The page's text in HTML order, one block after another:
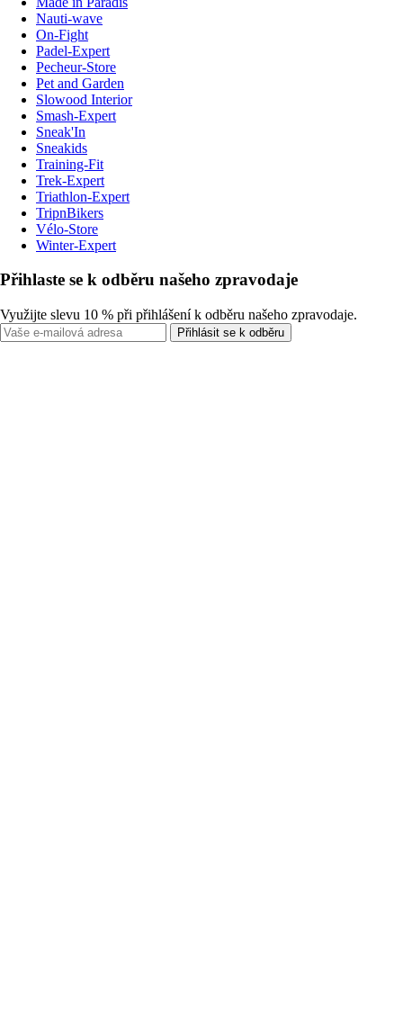
Nauti-wave
On-Fight
Padel-Expert
Pecheur-Store
Pet and Garden
Slowood Interior
Smash-Expert
Sneak'In
Sneakids
Training-Fit
Trek-Expert
Triathlon-Expert
TripnBikers
Vélo-Store
Winter-Expert
Přihlaste se k odběru našeho zpravodaje
Využijte slevu 10 % při přihlášení k odběru našeho zpravodaje.
Přihlásit se k odběru